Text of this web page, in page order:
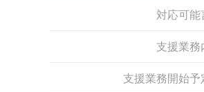
対応可能
支援業務
支援業務開始予